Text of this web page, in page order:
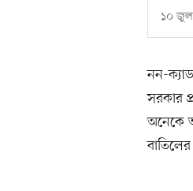
১০
নন-
সরকার
অনেকে